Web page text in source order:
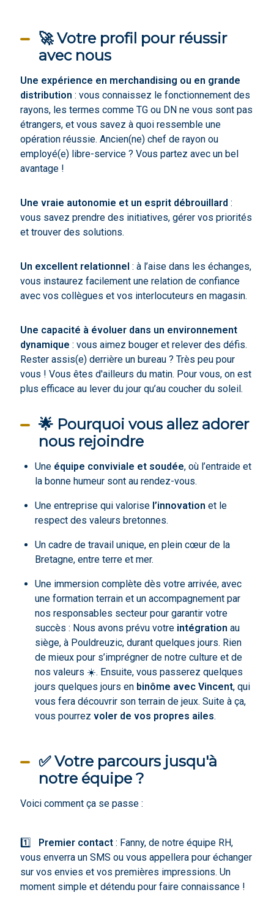
🚀 Votre profil pour réussir
avec nous
Une expérience en merchandising ou en grande
distribution : vous connaissez le fonctionnement des
rayons, les termes comme TG ou DN ne vous sont pas
étrangers, et vous savez à quoi ressemble une
opération réussie. Ancien(ne) chef de rayon ou
employé(e) libre-service ? Vous partez avec un bel
avantage !
Une vraie autonomie et un esprit débrouillard :
vous savez prendre des initiatives, gérer vos priorités
et trouver des solutions.
Un excellent relationnel : à l’aise dans les échanges,
vous instaurez facilement une relation de confiance
avec vos collègues et vos interlocuteurs en magasin.
Une capacité à évoluer dans un environnement
dynamique : vous aimez bouger et relever des défis.
Rester assis(e) derrière un bureau ? Très peu pour
vous ! Vous êtes d'ailleurs du matin. Pour vous, on est
plus efficace au lever du jour qu’au coucher du soleil.
🌟 Pourquoi vous allez adorer
nous rejoindre
Une équipe conviviale et soudée, où l’entraide et
la bonne humeur sont au rendez-vous.
Une entreprise qui valorise l’innovation et le
respect des valeurs bretonnes.
Un cadre de travail unique, en plein cœur de la
Bretagne, entre terre et mer.
Une immersion complète dès votre arrivée, avec
une formation terrain et un accompagnement par
nos responsables secteur pour garantir votre
succès : Nous avons prévu votreintégration au
siège, à Pouldreuzic, durant quelques jours. Rien
de mieux pour s’imprégner de notre culture et de
nos valeurs ☀️. Ensuite, vous passerez quelques
jours quelques jours en binôme avec Vincent, qui
vous fera découvrir son terrain de jeux. Suite à ça,
vous pourrez voler de vos propres ailes.
✅ Votre parcours jusqu'à
notre équipe ?
Voici comment ça se passe :
1️⃣ Premier contact: Fanny, de notre équipe RH,
vous enverra un SMS ou vous appellera pour échanger
sur vos envies et vos premières impressions. Un
moment simple et détendu pour faire connaissance !